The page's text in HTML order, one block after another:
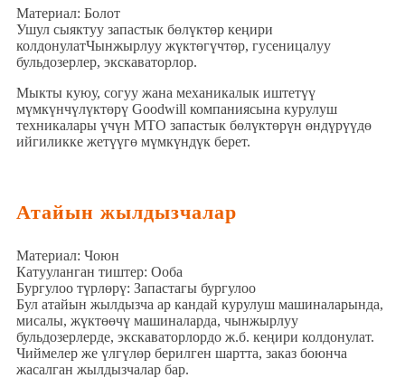
Материал: Болот
Ушул сыяктуу запастык бөлүктөр кеңири
колдонулатЧынжырлуу жүктөгүчтөр, гусеницалуу
бульдозерлер, экскаваторлор.
Мыкты куюу, согуу жана механикалык иштетүү
мүмкүнчүлүктөрү Goodwill компаниясына курулуш
техникалары үчүн MTO запастык бөлүктөрүн өндүрүүдө
ийгиликке жетүүгө мүмкүндүк берет.
Атайын жылдызчалар
Материал: Чоюн
Катууланган тиштер: Ооба
Бургулоо түрлөрү: Запастагы бургулоо
Бул атайын жылдызча ар кандай курулуш машиналарында,
мисалы, жүктөөчү машиналарда, чынжырлуу
бульдозерлерде, экскаваторлордо ж.б. кеңири колдонулат.
Чиймелер же үлгүлөр берилген шартта, заказ боюнча
жасалган жылдызчалар бар.